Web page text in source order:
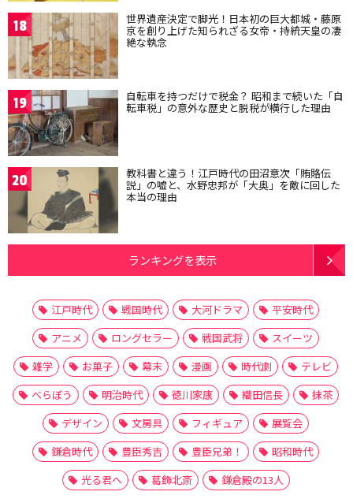
18 世界遺産決定で脚光！日本初の巨大都城・藤原
京を創り上げた知られざる女帝・持統天皇の凄
絶な執念
19 自転車を持つだけで税金？ 昭和まで続いた「自
転車税」の意外な歴史と脱税が横行した理由
20 教科書と違う！江戸時代の田沼意次「賄賂伝
説」の嘘と、水野忠邦が「大奥」を敵に回した
本当の理由
ランキングを表示
江戸時代 戦国時代 大河ドラマ
平安時代
アニメ
ロングセラー 戦国武将
スイーツ
雑学
お菓子 幕末 漫画 時代劇
テレビ
べらぼう
明治時代 徳川家康 織田信長
抹茶
デザイン
文房具 フィギュア
展覧会
鎌倉時代
豊臣秀吉 豊臣兄弟！
昭和時代
光る君へ
葛飾北斎 鎌倉殿の13人